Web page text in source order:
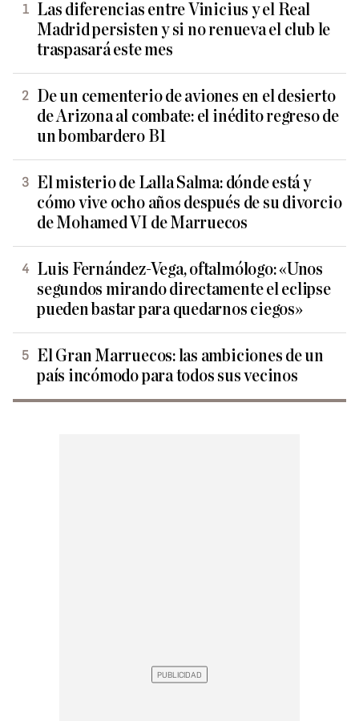
Las diferencias entre Vinicius y el Real
Madrid persisten y si no renueva el club le
traspasará este mes
De un cementerio de aviones en el desierto
de Arizona al combate: el inédito regreso de
un bombardero B1
El misterio de Lalla Salma: dónde está y
cómo vive ocho años después de su divorcio
de Mohamed VI de Marruecos
Luis Fernández-Vega, oftalmólogo: «Unos
segundos mirando directamente el eclipse
pueden bastar para quedarnos ciegos»
El Gran Marruecos: las ambiciones de un
país incómodo para todos sus vecinos